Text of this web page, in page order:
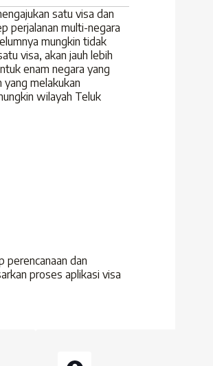
satu visa dan
perjalanan multi-negara
mungkin tidak
visa, akan jauh lebih
enam negara yang
melakukan
wilayah Teluk
perencanaan dan
proses aplikasi visa